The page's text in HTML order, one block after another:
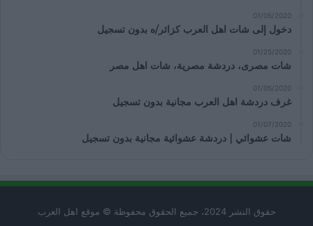
01/05/2020
دخول إلى شات اهل العرب كزائر/ه بدون تسجيل
01/25/2020
شات مصرى، دردشة مصرية، شات اهل مصر
01/05/2020
غرف دردشة اهل العرب مجانية بدون تسجيل
01/07/2020
شات عشوائي | دردشة عشوائية مجانية بدون تسجيل
حقوق النشر 2024، جميع الحقوق محفوظة © موقع اهل العرب